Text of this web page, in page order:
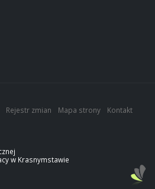
w Krasnymstawie
Rejestr zmian Mapa strony Kontakt